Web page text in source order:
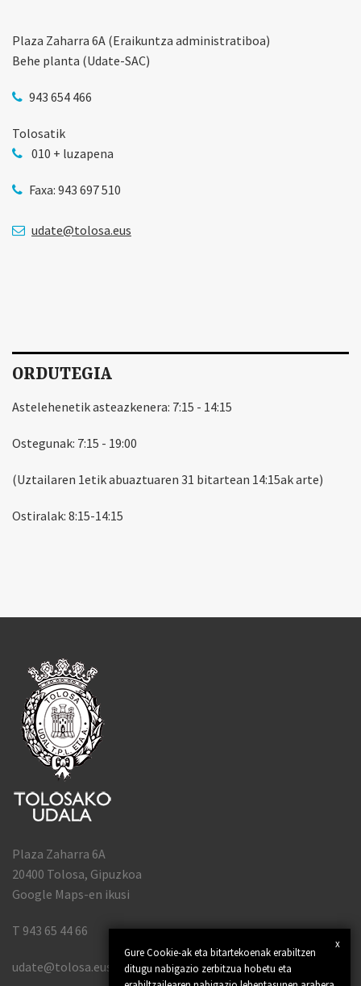
Plaza Zaharra 6A (Eraikuntza administratiboa)
Behe planta (Udate-SAC)
943 654 466
Tolosatik
010 + luzapena
Faxa: 943 697 510
udate@tolosa.eus
ORDUTEGIA
Astelehenetik asteazkenera: 7:15 - 14:15
Ostegunak: 7:15 - 19:00
(Uztailaren 1etik abuaztuaren 31 bitartean 14:15ak arte)
Ostiralak: 8:15-14:15
x
Gure Cookie-ak eta bitartekoenak erabiltzen
ditugu nabigazio zerbitzua hobetu eta
Plaza Zaharra 6A
20400 Tolosa, Gipuzkoa
Google Maps-en ikusi
T 943 65 44 66
udate@tolosa.eus